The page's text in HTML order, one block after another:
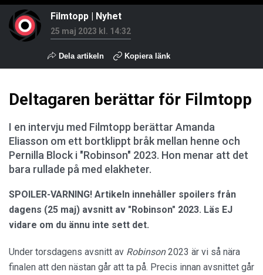
Filmtopp | Nyhet
25 maj 2023 kl. 14:32
Dela artikeln Kopiera länk
Deltagaren berättar för Filmtopp
I en intervju med Filmtopp berättar Amanda
Eliasson om ett bortklippt bråk mellan henne och
Pernilla Block i "Robinson" 2023. Hon menar att det
bara rullade på med elakheter.
SPOILER-VARNING! Artikeln innehåller spoilers från
dagens (25 maj) avsnitt av "Robinson" 2023. Läs EJ
vidare om du ännu inte sett det.
Under torsdagens avsnitt av Robinson2023 är vi så nära
finalen att den nästan går att ta på. Precis innan avsnittet går